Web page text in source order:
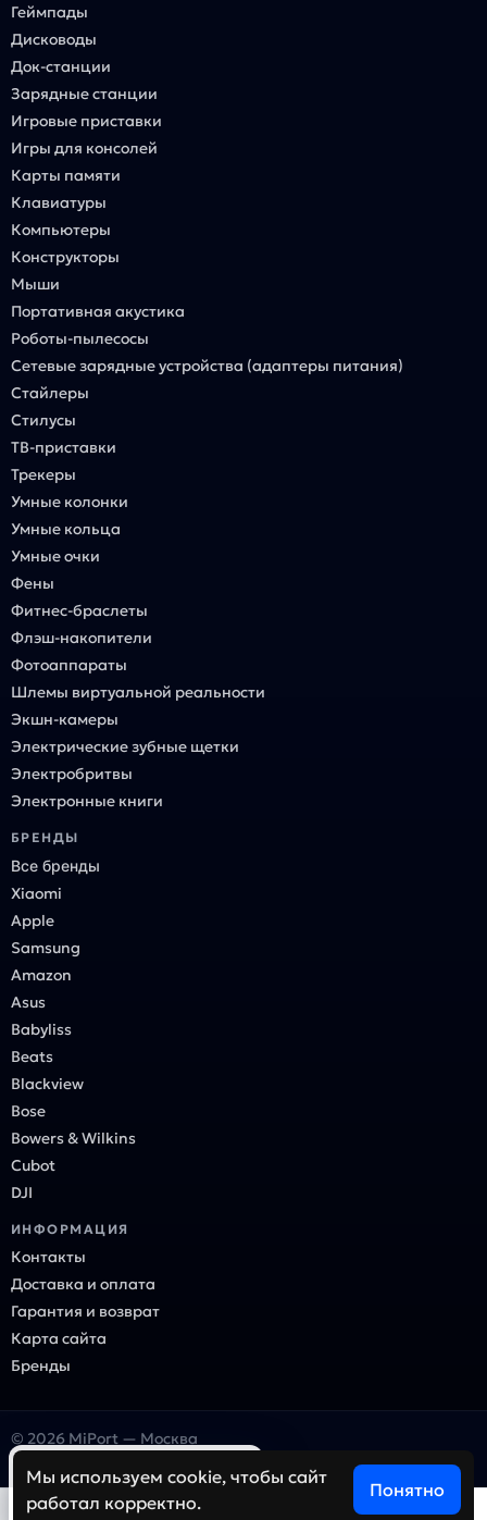
Геймпады
Дисководы
Док-станции
Зарядные станции
Игровые приставки
Игры для консолей
Карты памяти
Клавиатуры
Компьютеры
Конструкторы
Мыши
Портативная акустика
Роботы-пылесосы
Сетевые зарядные устройства (адаптеры питания)
Стайлеры
Стилусы
ТВ-приставки
Трекеры
Умные колонки
Умные кольца
Умные очки
Фены
Фитнес-браслеты
Флэш-накопители
Фотоаппараты
Шлемы виртуальной реальности
Экшн-камеры
Электрические зубные щетки
Электробритвы
Электронные книги
БРЕНДЫ
Все бренды
Xiaomi
Apple
Samsung
Amazon
Asus
Babyliss
Beats
Blackview
Bose
Bowers & Wilkins
Cubot
DJI
ИНФОРМАЦИЯ
Контакты
Доставка и оплата
Гарантия и возврат
Карта сайта
Бренды
© 2026 MiPort — Москва
Онлайн-магазин электроники и гаджетов
Мы используем cookie, чтобы сайт
работал корректно.
Понятно
Ваш город — Москва?
Да
Нет, выбрать другой